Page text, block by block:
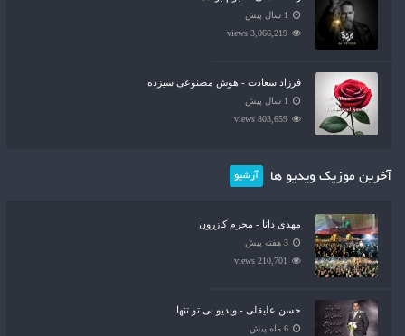
1 سال پیش
3,066,219 views
فرزاد سعادت - هوش مصنوعی سیزده
1 سال پیش
803,659 views
آخرین موزیک ویدیو ها آرشیو
مهدی دانا - محرم کازرون
3 هفته پیش
210,701 views
حسن علیقلی - ویدیو بی تو تنها
6 ماه پیش